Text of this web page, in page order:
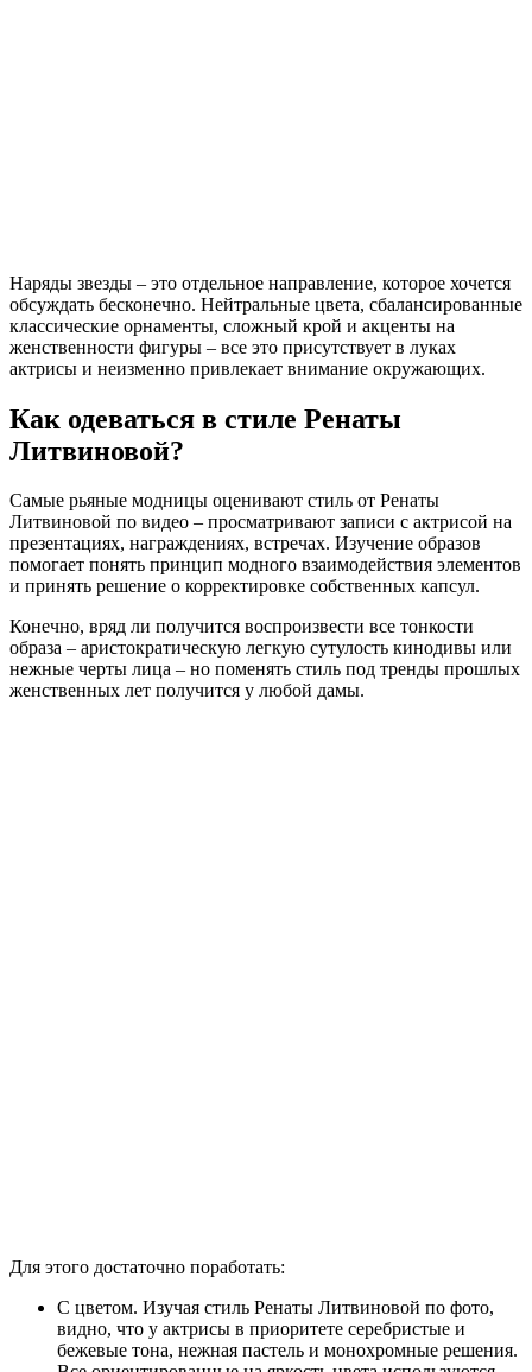
Наряды звезды – это отдельное направление, которое хочется
обсуждать бесконечно. Нейтральные цвета, сбалансированные
классические орнаменты, сложный крой и акценты на
женственности фигуры – все это присутствует в луках
актрисы и неизменно привлекает внимание окружающих.
Как одеваться в стиле Ренаты
Литвиновой?
Самые рьяные модницы оценивают стиль от Ренаты
Литвиновой по видео – просматривают записи с актрисой на
презентациях, награждениях, встречах. Изучение образов
помогает понять принцип модного взаимодействия элементов
и принять решение о корректировке собственных капсул.
Конечно, вряд ли получится воспроизвести все тонкости
образа – аристократическую легкую сутулость кинодивы или
нежные черты лица – но поменять стиль под тренды прошлых
женственных лет получится у любой дамы.
Для этого достаточно поработать:
С цветом. Изучая стиль Ренаты Литвиновой по фото,
видно, что у актрисы в приоритете серебристые и
бежевые тона, нежная пастель и монохромные решения.